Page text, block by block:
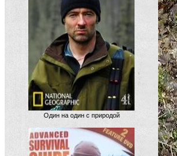
Один на один с природой